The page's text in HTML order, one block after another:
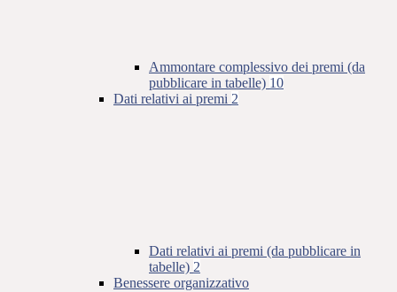
Ammontare complessivo dei premi (da
pubblicare in tabelle) 10
Dati relativi ai premi 2
Dati relativi ai premi (da pubblicare in
tabelle) 2
Benessere organizzativo